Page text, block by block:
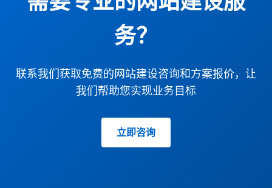
务？
联系我们获取免费的网站建设咨询和方案报价，让
我们帮助您实现业务目标
立即咨询